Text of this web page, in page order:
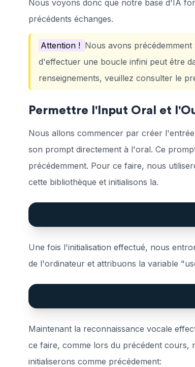
Nous voyons donc que notre base d'IA
précédents échanges.
Attention ! Nous avons
d'effectuer une boucle infini peut être
renseignements, veuillez consulter le
Permettre l'Input Oral et
Nous allons commencer par créer
son prompt directement à l'oral. Ce
précédemment. Pour ce faire, nous
cette bibliothèque et initialisons la.
Une fois l'initialisation effectué, nous
de l'ordinateur et attribuons la variable
Maintenant la reconnaissance vocale
ce faire, comme lors du précédent cours,
initialiserons comme précédement: